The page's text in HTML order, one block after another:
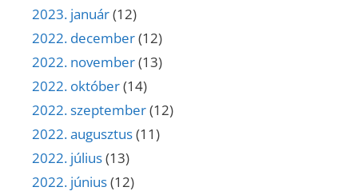
2023. január(12)
2022. december(12)
2022. november(13)
2022. október(14)
2022. szeptember(12)
2022. augusztus(11)
2022. július(13)
2022. június(12)